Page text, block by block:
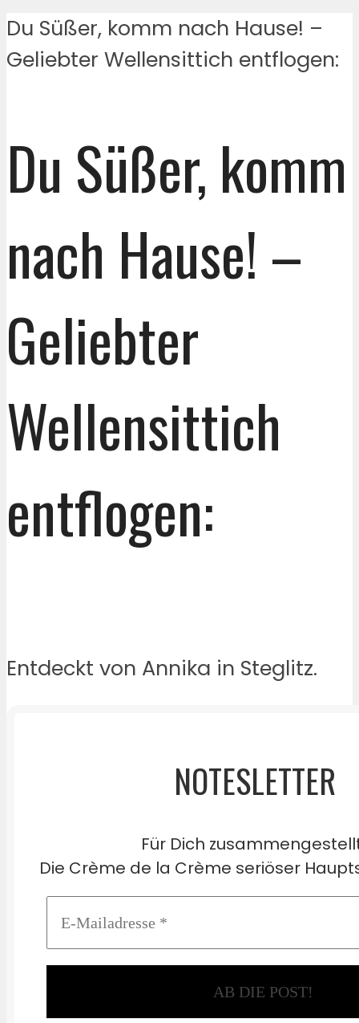
Du Süßer, komm nach Hause! –
Geliebter Wellensittich entflogen:
Du Süßer, komm
nach Hause! –
Geliebter
Wellensittich
entflogen:
Entdeckt von Annika in Steglitz.
NOTESLETTER
Für Dich
Die Crème de la Crème seriöser